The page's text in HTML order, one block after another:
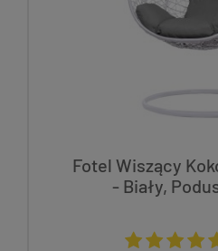
Fotel Wiszący
- Biały,